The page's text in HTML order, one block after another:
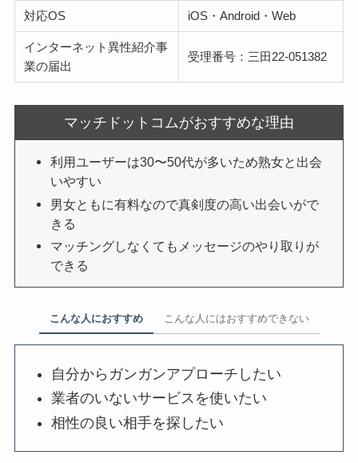
対応OS iOS・Android・Web
インターネット異性紹介事
業の届出
受理番号：三田22-051382
マッチドットコムがおすすめな理由
利用ユーザーは30〜50代が多いため熟女と出会
いやすい
男女ともに有料なので真剣度の高い出会いがで
きる
マッチングしなくてもメッセージのやり取りが
できる
こんな人におすすめ こんな人にはおすすめできない
自分からガンガンアプローチしたい
業者のいないサービスを使いたい
相性の良い相手を探したい